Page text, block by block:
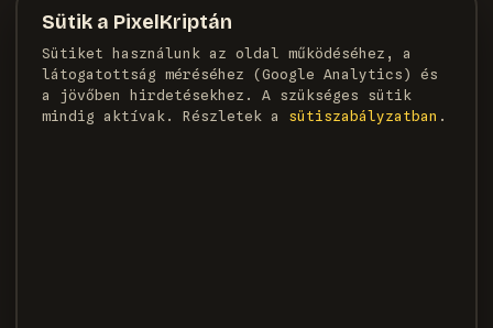
Sütik a PixelKriptán
Sütiket használunk az oldal működéséhez, a
látogatottság méréséhez (Google Analytics) és
a jövőben hirdetésekhez. A szükséges sütik
mindig aktívak. Részletek a
süti­szabályzatban .
MAGAZIN
Szerzők
Médiaajánlat
Kapcsolat